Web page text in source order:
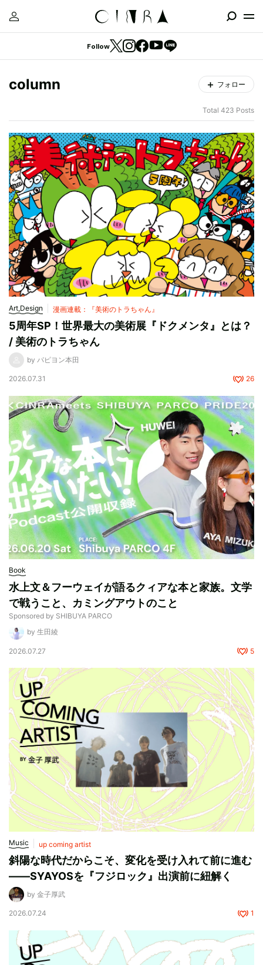
Follow
column フォロー
Total 423 Posts
Art,Design 漫画連載：『美術のトラちゃん』
5周年SP！世界最大の美術展『ドクメンタ』とは？
/ 美術のトラちゃん
by パピヨン本田
2026.07.31 26
Book
水上文＆フーウェイが語るクィアな本と家族。文学
で戦うこと、カミングアウトのこと
Sponsored by SHIBUYA PARCO
by 生田綾
2026.07.27 5
Music up coming artist
斜陽な時代だからこそ、変化を受け入れて前に進む
——SYAYOSを『フジロック』出演前に紐解く
by 金子厚武
2026.07.24 1